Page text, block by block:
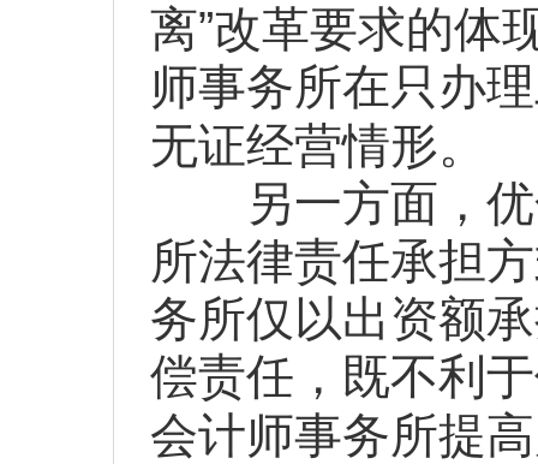
离”改革要求的体
师事务所在只办
无证经营情形。
另一方面，优
所法律责任承担
务所仅以出资额
偿责任，既不利
会计师事务所提